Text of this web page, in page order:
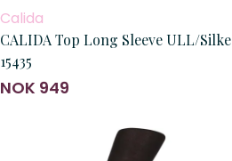
Calida
CALIDA Top Long Sleeve ULL/Silke
15435
NOK 949